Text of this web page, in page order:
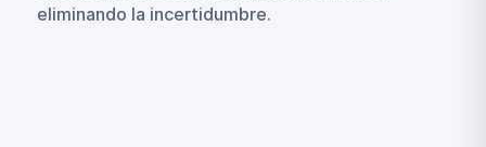
eliminando la incertidumbre.